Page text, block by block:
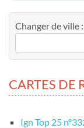
Changer de ville :
CARTES DE
Ign Top 25